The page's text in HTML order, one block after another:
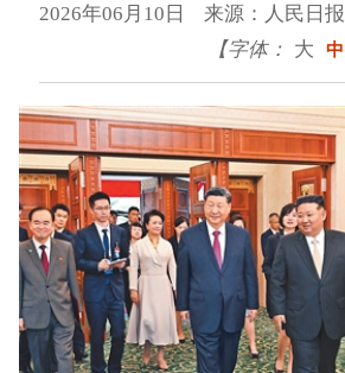
2026年06月10日 来源：人民日报
【字体： 大 中